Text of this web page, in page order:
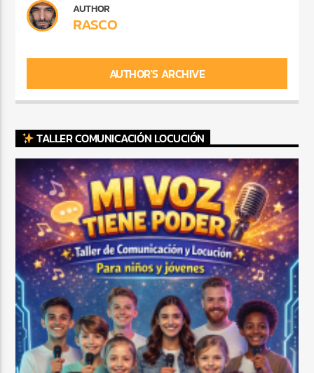
AUTHOR
RASCO
AUTHOR'S ARCHIVE
TALLER COMUNICACIÓN LOCUCIÓN